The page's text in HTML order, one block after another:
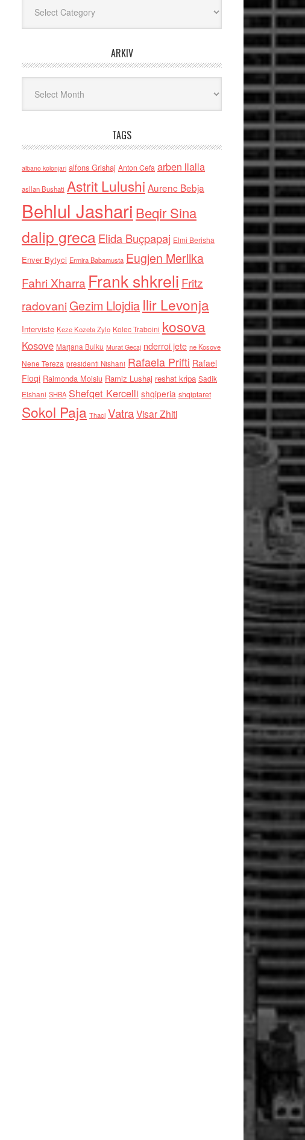
ARKIV
TAGS
albano kolonjari alfons Grishaj Anton Cefa arben llalla
asllan Bushati Astrit Lulushi Aurenc Bebja
Behlul Jashari Beqir Sina
dalip grecaElida Buçpapaj Elmi Berisha
Enver Bytyci Ermira Babamusta Eugjen Merlika
Fahri Xharra Frank shkreli Fritz
radovaniGezim Llojdia Ilir Levonja
Interviste Keze Kozeta Zylo Kolec Traboini kosova
Kosove Marjana Bulku Murat Gecaj nderroi jete ne Kosove
Nene Tereza presidenti Nishani Rafaela Prifti Rafael
Floqi Raimonda Moisiu Ramiz Lushaj reshat kripa Sadik
Elshani SHBA Shefqet Kercelli shqiperia shqiptaret
Sokol Paja Thaci VatraVisar Zhiti